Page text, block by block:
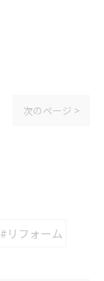
次のページ >
#リフォーム